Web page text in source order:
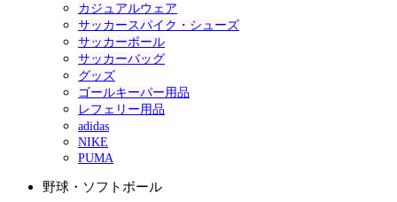
カジュアルウェア
サッカースパイク・シューズ
サッカーボール
サッカーバッグ
グッズ
ゴールキーパー用品
レフェリー用品
adidas
NIKE
PUMA
野球・ソフトボール